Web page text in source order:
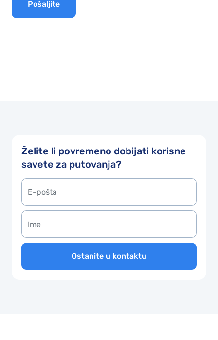
Pošaljite
Želite li povremeno dobijati korisne
savete za putovanja?
Ostanite u kontaktu